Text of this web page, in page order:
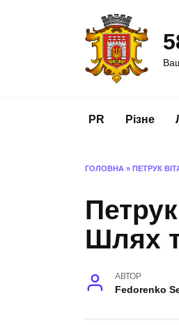
PR Різне
ГОЛОВНА » ПЕТРУК
Шлях
АВТОР
Fedorenko